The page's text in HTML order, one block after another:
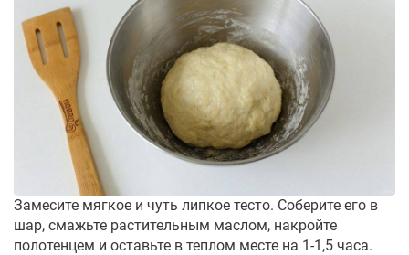
Замесите мягкое и чуть липкое тесто. Соберите его в
шар, смажьте растительным маслом, накройте
полотенцем и оставьте в теплом месте на 1-1,5 часа.